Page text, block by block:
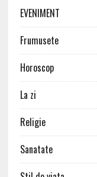
EVENIMENT
Frumusete
Horoscop
La zi
Religie
Sanatate